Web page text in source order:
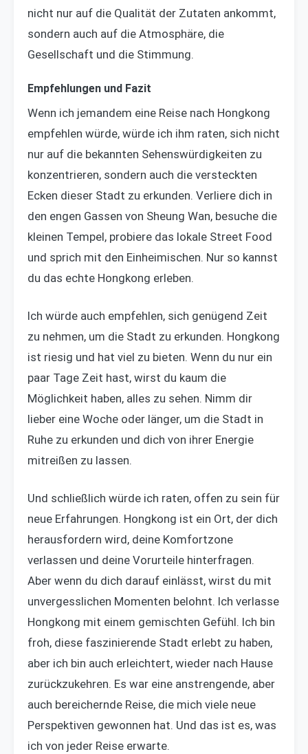
nicht nur auf die Qualität der Zutaten ankommt,
sondern auch auf die Atmosphäre, die
Gesellschaft und die Stimmung.
Empfehlungen und Fazit
Wenn ich jemandem eine Reise nach Hongkong
empfehlen würde, würde ich ihm raten, sich nicht
nur auf die bekannten Sehenswürdigkeiten zu
konzentrieren, sondern auch die versteckten
Ecken dieser Stadt zu erkunden. Verliere dich in
den engen Gassen von Sheung Wan, besuche die
kleinen Tempel, probiere das lokale Street Food
und sprich mit den Einheimischen. Nur so kannst
du das echte Hongkong erleben.
Ich würde auch empfehlen, sich genügend Zeit
zu nehmen, um die Stadt zu erkunden. Hongkong
ist riesig und hat viel zu bieten. Wenn du nur ein
paar Tage Zeit hast, wirst du kaum die
Möglichkeit haben, alles zu sehen. Nimm dir
lieber eine Woche oder länger, um die Stadt in
Ruhe zu erkunden und dich von ihrer Energie
mitreißen zu lassen.
Und schließlich würde ich raten, offen zu sein für
neue Erfahrungen. Hongkong ist ein Ort, der dich
herausfordern wird, deine Komfortzone
verlassen und deine Vorurteile hinterfragen.
Aber wenn du dich darauf einlässt, wirst du mit
unvergesslichen Momenten belohnt. Ich verlasse
Hongkong mit einem gemischten Gefühl. Ich bin
froh, diese faszinierende Stadt erlebt zu haben,
aber ich bin auch erleichtert, wieder nach Hause
zurückzukehren. Es war eine anstrengende, aber
auch bereichernde Reise, die mich viele neue
Perspektiven gewonnen hat. Und das ist es, was
ich von jeder Reise erwarte.